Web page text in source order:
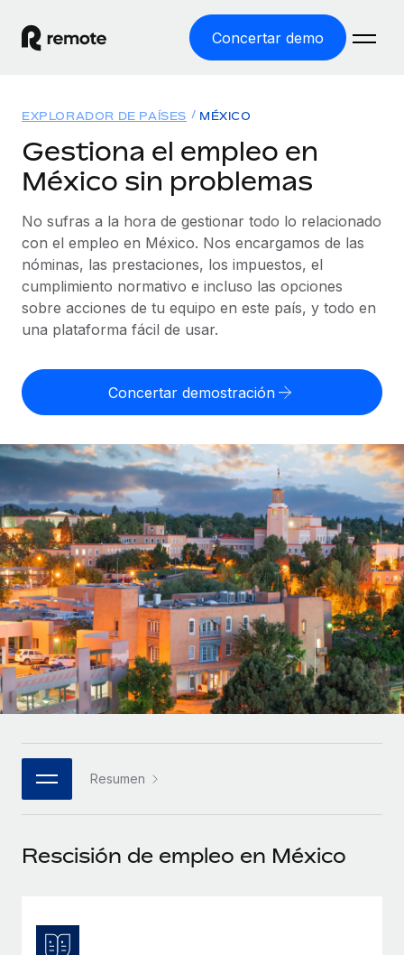
Concertar demo
EMPLEO GLOBAL
Nómina global
Gestiona las nóminas de forma sencilla y conforme a la
legalidad.
Employer of Record
Expándete en todo el mundo sin gastar en entidades.
cumpliendo la normativa.
Integra y gestiona a autónomos globalmente.
PEO
Externaliza tareas laborales complejas.
INFRAESTRUCTURA
Conexión Remote
Integra los RR. HH. en tus flujos de trabajo sin
complicaciones.
Plataforma
Funciones esenciales de RR. HH. integradas para tu
Conectar
Conecta cualquier herramienta de IA con Remote
Optimiza los procesos con herramientas empresariales
SERVICIOS
Soluciones
COBERTURA MUNDIAL
Explorador de países
Consulta el soporte del empleo global según el país.
Explorador estatal de EE. UU.
Simplifica la contratación en todos los estados de EE.
Comparador de Remote
Compáranos con otras empresas.
ETAPAS DE CRECIMIENTO
Startups
Soluciones ágiles de RR. HH. globales y nóminas para
empresas en crecimiento.
Mediana empresa
Amplía tu equipo con soluciones de RR. HH.
personalizadas.
Empresa
RR. HH. globales para grandes empresas.
ASOCIARSE
Socios tecnológicos estratégicos
Integra la gestión de los RR. HH. globales en tu
Asociarse
Consultoría de integraciones y automatización con IA.
Recursos
HERRAMIENTAS Y CALCULADORAS
Calculadora del riesgo de clasificación errónea
Consulta el riesgo de clasificación errónea por país.
cualquier país.
Descubre opciones de divisas y tiempos de pago para
autónomos globales.
APRENDIZAJE CON REMOTE
Guías y recursos
Casos prácticos
Glosario de RR. HH.
Listas de verificación y plantillas
Biblioteca de descripciones de puestos
Webinarios
Información sobre salarios y talento
Obtén ayuda
Precios
English
Nederlands
Français
Deutsch
Español
Italiano
Português (Portugal)
日本語
한국어
中文（简体）
EXPLORADOR DE PAÍSES MÉXICO
Gestiona el empleo en
México sin problemas
No sufras a la hora de gestionar todo lo relacionado
con el empleo en México. Nos encargamos de las
nóminas, las prestaciones, los impuestos, el
cumplimiento normativo e incluso las opciones
sobre acciones de tu equipo en este país, y todo en
una plataforma fácil de usar.
Concertar demostración
Resumen
Rescisión de empleo en México